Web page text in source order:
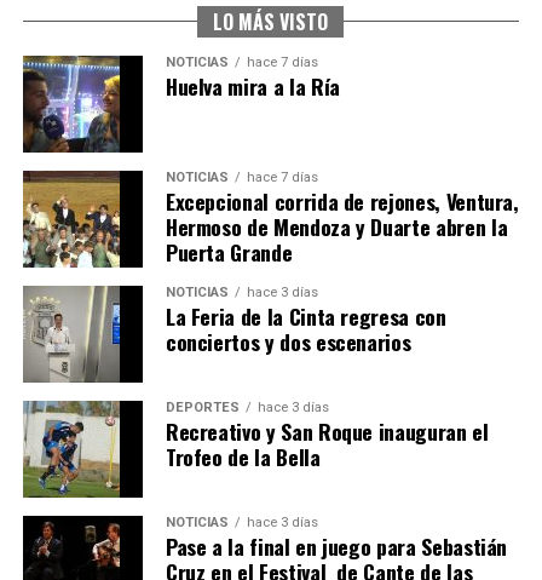
Huelvatv
4º DÍA DE LAS FIESTAS COLOMBINAS 2026
hace 1 semana · Huelvatv
SEXTA CORRIDA DE LAS FIESTAS COLOMBINAS
LO MÁS VISTO
NOTICIAS hace 7 días
Huelva mira a la Ría
NOTICIAS hace 7 días
Excepcional corrida de rejones, Ventura,
Hermoso de Mendoza y Duarte abren la
Puerta Grande
NOTICIAS hace 3 días
La Feria de la Cinta regresa con
conciertos y dos escenarios
DEPORTES hace 3 días
Recreativo y San Roque inauguran el
Trofeo de la Bella
NOTICIAS hace 3 días
Pase a la final en juego para Sebastián
Cruz en el Festival de Cante de las